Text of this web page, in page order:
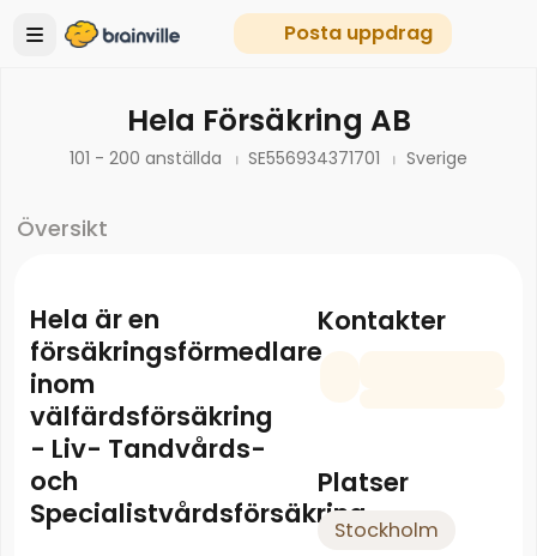
Posta uppdrag
Hela Försäkring AB
101 - 200 anställda SE556934371701 Sverige
Översikt
Hela är en
försäkringsförmedlare
inom
välfärdsförsäkring
- Liv- Tandvårds-
och
Specialistvårdsförsäkring
Kontakter
Platser
Stockholm